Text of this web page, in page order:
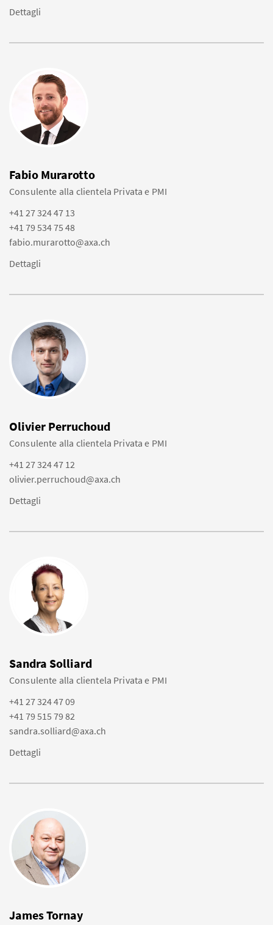
Dettagli
Fabio Murarotto
Consulente alla clientela Privata e PMI
+41 27 324 47 13
+41 79 534 75 48
fabio.murarotto@axa.ch
Dettagli
Olivier Perruchoud
Consulente alla clientela Privata e PMI
+41 27 324 47 12
olivier.perruchoud@axa.ch
Dettagli
Sandra Solliard
Consulente alla clientela Privata e PMI
+41 27 324 47 09
+41 79 515 79 82
sandra.solliard@axa.ch
Dettagli
James Tornay